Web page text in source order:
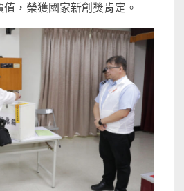
，榮獲國家新創獎肯定。